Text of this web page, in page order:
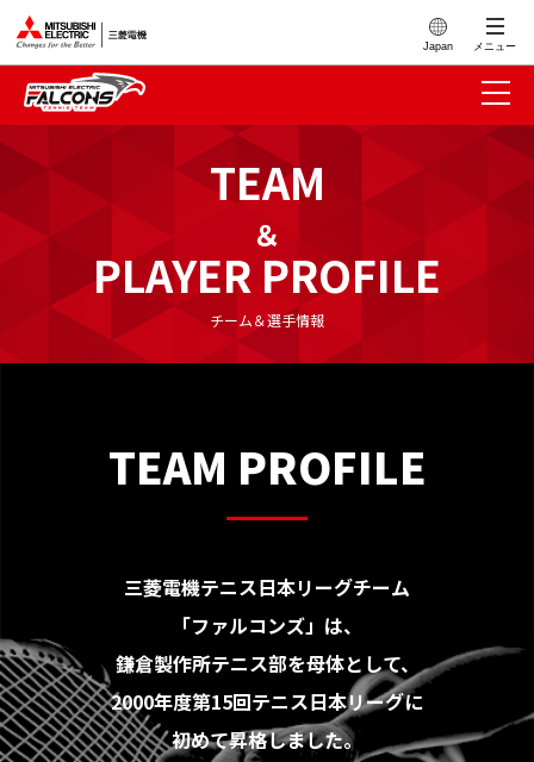
Japan メニュー
TEAM
＆
PLAYER PROFILE
チーム＆選手情報
TEAM PROFILE
三菱電機テニス日本リーグチーム
「ファルコンズ」は、
鎌倉製作所テニス部を母体として、
2000年度第15回テニス日本リーグに
初めて昇格しました。